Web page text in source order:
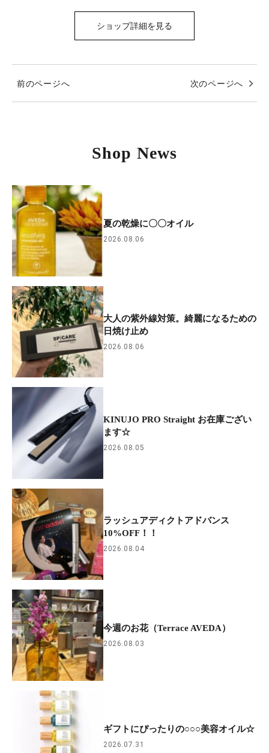
ショップ詳細を見る
前のページへ 次のページへ
Shop News
夏の乾燥に〇〇オイル
2026.08.06
大人の紫外線対策。綺麗になるための
日焼け止め
2026.08.06
KINUJO PRO Straight お在庫ござい
ます☆
2026.08.05
ラッシュアディクトアドバンス
10%OFF！！
2026.08.04
今週のお花（Terrace AVEDA）
2026.08.03
ギフトにぴったりの○○○美容オイル☆
2026.07.31